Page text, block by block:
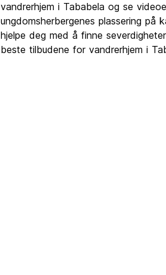
vandrerhjem i Tababela og se
ungdomsherbergenes plassering
hjelpe deg med å finne
beste tilbudene for vandrerhjem i